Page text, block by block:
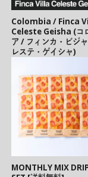
Colombia / Finca
Celeste Geisha (コ
ア / フィンカ・ビジ
レステ・ゲイシャ)
MONTHLY MIX